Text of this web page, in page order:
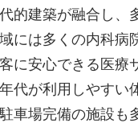
的建築が融合し、
には多くの内科病
に安心できる医療
代が利用しやすい
車場完備の施設も